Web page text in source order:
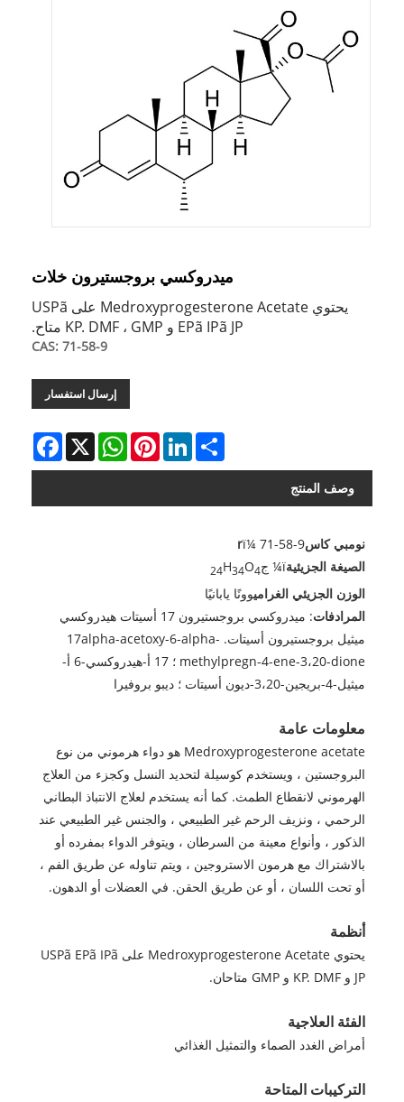
ميدروكسي بروجستيرون خلات
يحتوي Medroxyprogesterone Acetate على USPã
EPã IPã JP و KP. DMF ، GMP متاح.
CAS: 71-58-9
إرسال استفسار
Facebook X
WhatsAppPinterestLinkedInShare
وصف المنتج
نومبي كاس rï¼ 71-58-9
الصيغة الجزيئيةï¼ ج 24H34O4
الوزن الجزيئي الغراميوونًا يابانيًا
المرادفات
: ميدروكسي بروجستيرون 17 أسيتات هيدروكسي
ميثيل بروجستيرون أسيتات. 17alpha-acetoxy-6-alpha-
methylpregn-4-ene-3،20-dione ؛ 17 أ-هيدروكسي-6 أ-
ميثيل-4-بريجين-3،20-ديون أسيتات ؛ ديبو بروفيرا
معلومات عامة
Medroxyprogesterone acetate هو دواء هرموني من نوع
البروجستين ، ويستخدم كوسيلة لتحديد النسل وكجزء من العلاج
الهرموني لانقطاع الطمث. كما أنه يستخدم لعلاج الانتباذ البطاني
الرحمي ، ونزيف الرحم غير الطبيعي ، والجنس غير الطبيعي عند
الذكور ، وأنواع معينة من السرطان ، ويتوفر الدواء بمفرده أو
بالاشتراك مع هرمون الاستروجين ، ويتم تناوله عن طريق الفم ،
أو تحت اللسان ، أو عن طريق الحقن. في العضلات أو الدهون.
أنظمة
يحتوي Medroxyprogesterone Acetate على USPã EPã IPã
JP و KP. DMF و GMP متاحان.
الفئة العلاجية
أمراض الغدد الصماء والتمثيل الغذائي
التركيبات المتاحة